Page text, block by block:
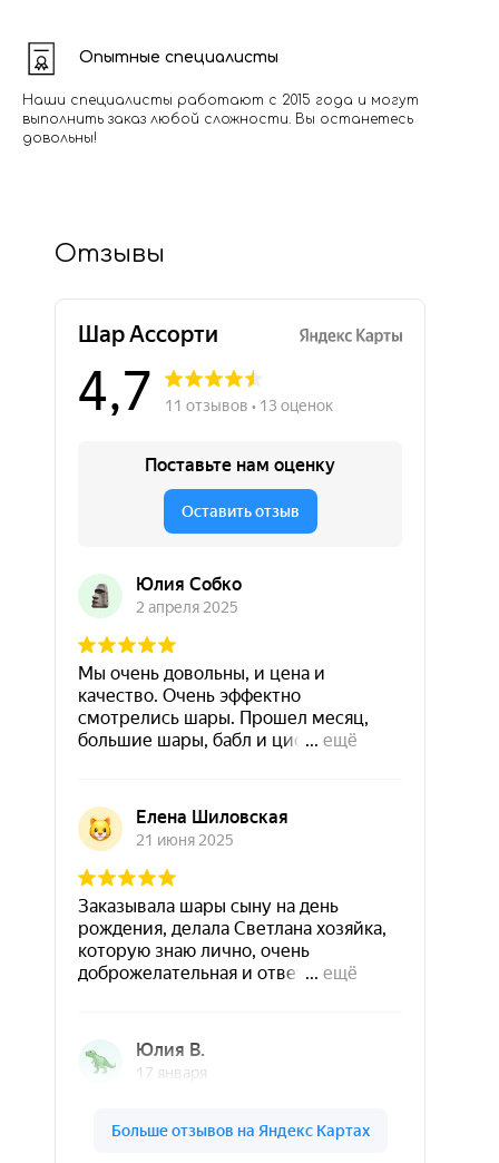
Опытные специалисты
Наши специалисты работают с 2015 года и могут
выполнить заказ любой сложности. Вы останетесь
довольны!
Отзывы